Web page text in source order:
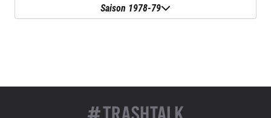
Saison 1978-79